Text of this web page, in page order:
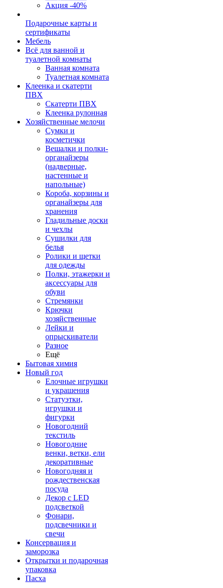
Акция -40%
Подарочные карты и
сертификаты
Мебель
Всё для ванной и
туалетной комнаты
Ванная комната
Туалетная комната
Клеенка и скатерти
ПВХ
Скатерти ПВХ
Клеенка рулонная
Хозяйственные мелочи
Сумки и
косметички
Вешалки и полки-
органайзеры
(надверные,
настенные и
напольные)
Короба, корзины и
органайзеры для
хранения
Гладильные доски
и чехлы
Сушилки для
белья
Ролики и щетки
для одежды
Полки, этажерки и
аксессуары для
обуви
Стремянки
Крючки
хозяйственные
Лейки и
опрыскиватели
Разное
Ещё
Бытовая химия
Новый год
Елочные игрушки
и украшения
Статуэтки,
игрушки и
фигурки
Новогодний
текстиль
Новогодние
венки, ветки, ели
декоративные
Новогодняя и
рождественская
посуда
Декор с LED
подсветкой
Фонари,
подсвечники и
свечи
Консервация и
заморозка
Открытки и подарочная
упаковка
Пасха